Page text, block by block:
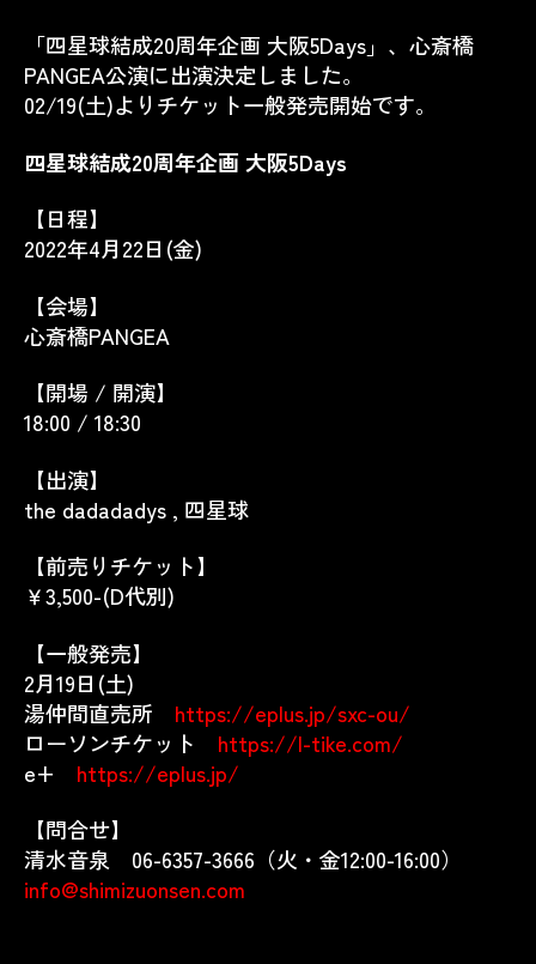
「四星球結成20周年企画 大阪5Days」、心斎橋
PANGEA公演に出演決定しました。
02/19(土)よりチケット一般発売開始です。
四星球結成20周年企画 大阪5Days
【日程】
2022年4月22日(金)
【会場】
心斎橋PANGEA
【開場 / 開演】
18:00 / 18:30
【出演】
the dadadadys , 四星球
【前売りチケット】
￥3,500-(D代別)
【一般発売】
2月19日(土)
湯仲間直売所 https://eplus.jp/sxc-ou/
ローソンチケット https://l-tike.com/
e+ https://eplus.jp/
【問合せ】
清水音泉 06-6357-3666（火・金12:00-16:00）
info@shimizuonsen.com